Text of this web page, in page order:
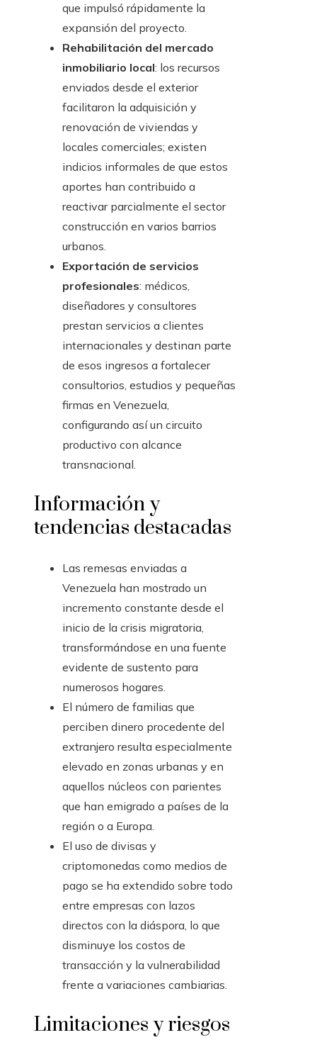
que impulsó rápidamente la
expansión del proyecto.
Rehabilitación del mercado
inmobiliario local: los recursos
enviados desde el exterior
facilitaron la adquisición y
renovación de viviendas y
locales comerciales; existen
indicios informales de que estos
aportes han contribuido a
reactivar parcialmente el sector
construcción en varios barrios
urbanos.
Exportación de servicios
profesionales: médicos,
diseñadores y consultores
prestan servicios a clientes
internacionales y destinan parte
de esos ingresos a fortalecer
consultorios, estudios y pequeñas
firmas en Venezuela,
configurando así un circuito
productivo con alcance
transnacional.
Información y
tendencias destacadas
Las remesas enviadas a
Venezuela han mostrado un
incremento constante desde el
inicio de la crisis migratoria,
transformándose en una fuente
evidente de sustento para
numerosos hogares.
El número de familias que
perciben dinero procedente del
extranjero resulta especialmente
elevado en zonas urbanas y en
aquellos núcleos con parientes
que han emigrado a países de la
región o a Europa.
El uso de divisas y
criptomonedas como medios de
pago se ha extendido sobre todo
entre empresas con lazos
directos con la diáspora, lo que
disminuye los costos de
transacción y la vulnerabilidad
frente a variaciones cambiarias.
Limitaciones y riesgos